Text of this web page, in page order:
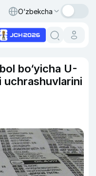
O‘zbekcha
bo‘yicha U-
uchrashuvlarini